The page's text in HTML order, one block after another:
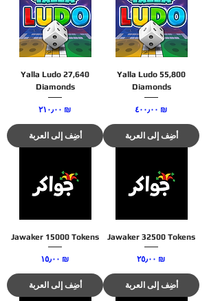
Yalla Ludo 27,640
Diamonds
السعر ‏٢١٠٫٠٠ ₪
أضِف إلى العربة
Yalla Ludo 55,800
Diamonds
السعر ‏٤٠٠٫٠٠ ₪
أضِف إلى العربة
Jawaker 15000 Tokens
السعر ‏١٥٫٠٠ ₪
أضِف إلى العربة
Jawaker 32500 Tokens
السعر ‏٢٥٫٠٠ ₪
أضِف إلى العربة